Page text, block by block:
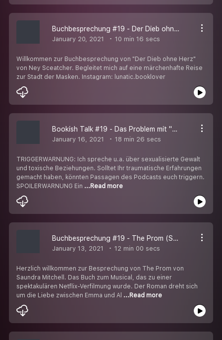
Buchbesprechung #19 - Der Dieb ohne Herz (Ney Sceatcher)
January 20, 2021 10 min 16 secs
Willkommen zur Buchbesprechung von "Der Dieb ohne Herz"
von Ney Sceatcher. Begleitet mich auf eine märchenhafte Reise
zur Stadt der Masken. Instagram: lunatic.booklover
Bookish Talk #19 - Das Problem mit "365 Tage"
January 16, 2021 18 min 26 secs
TRIGGERWARNUNG: Ich spreche u.a. über sexualisierte Gewalt
und toxische Beziehungen. Solltet Ihr traumatische Erfahrungen
gemacht haben, könnten Passagen des Podcasts euch triggern.
SPOILERWARNUNG Ein ...Read more
Buchbesprechung #19 - The Prom (Saundra Mitchell)
January 13, 2021 12 min 00 secs
Herzlich willkommen zur Besprechung von The Prom von
Saundra Mitchell. Das Buch zum Musical, das zu einer
spektakulären Netflix-Verfilmung wurde. Der Roman dreht sich
um die Liebe zwischen Emma und Al ...Read more